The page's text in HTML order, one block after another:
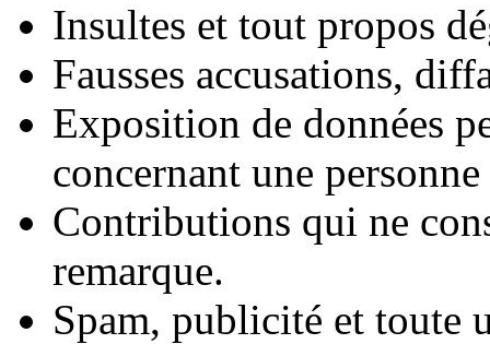
Insultes et tout propos
Fausses accusations,
Exposition de données
concernant une
Contributions qui ne
remarque.
Spam, publicité et toute